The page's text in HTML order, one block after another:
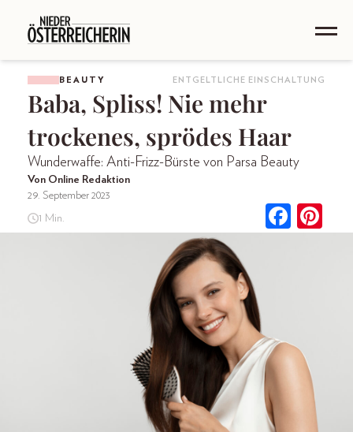
BEAUTY ENTGELTLICHE EINSCHALTUNG
Baba, Spliss! Nie mehr
trockenes, sprödes Haar
Wunderwaffe: Anti-Frizz-Bürste von Parsa Beauty
Von Online Redaktion
29. September 2023
1 Min.